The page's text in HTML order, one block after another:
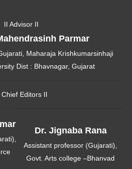
II Advisor II
Parmar
Maharaja Krishkumarsinhaji
Dist : Bhavnagar, Gujarat
Chief Editors II
Dr. Jignaba Rana
Assistant professor (Gujarati),
Govt. Arts college –Bhanvad